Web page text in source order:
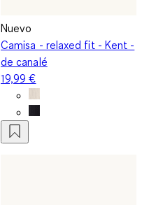
Nuevo
Camisa - relaxed fit - Kent -
de canalé
19,99 €